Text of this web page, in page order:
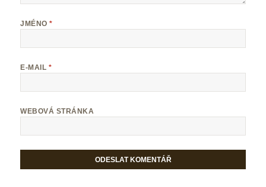
JMÉNO*
E-MAIL *
WEBOVÁ STRÁNKA